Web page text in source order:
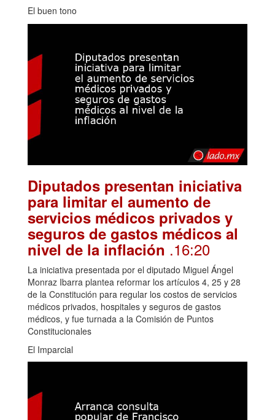
El buen tono
Diputados presentan iniciativa
para limitar el aumento de
servicios médicos privados y
seguros de gastos médicos al
nivel de la inflación .16:20
La iniciativa presentada por el diputado Miguel Ángel
Monraz Ibarra plantea reformar los artículos 4, 25 y 28
de la Constitución para regular los costos de servicios
médicos privados, hospitales y seguros de gastos
médicos, y fue turnada a la Comisión de Puntos
Constitucionales
El Imparcial